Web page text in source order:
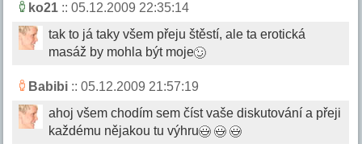
ko21 :: 05.12.2009 22:35:14
tak to já taky všem přeju štěstí, ale ta erotická
masáž by mohla být moje
Babibi :: 05.12.2009 21:57:19
ahoj všem chodím sem číst vaše diskutování a přeji
každému nějakou tu výhru